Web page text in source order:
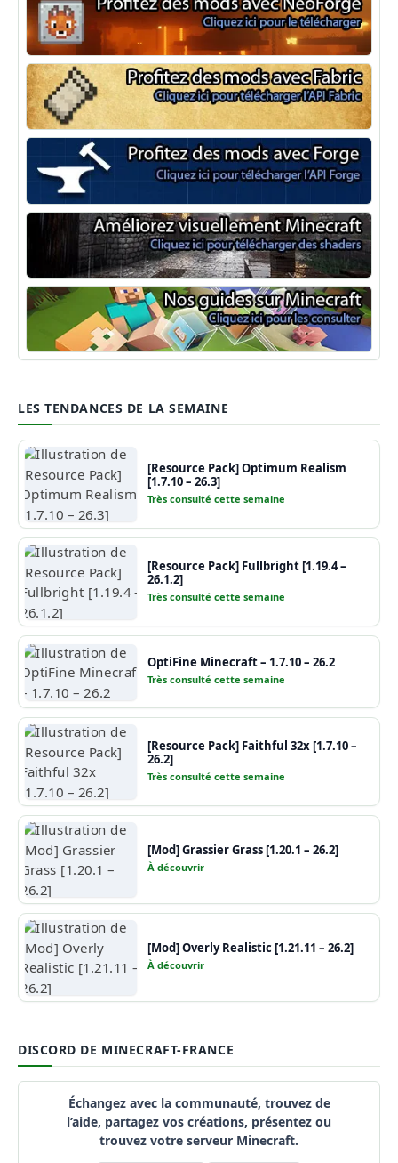
NeoForge
Minecraft Fabric
Minecraft Forge
Shaders Minecraft
Guide Minecraft
LES TENDANCES DE LA SEMAINE
[Resource Pack] Optimum Realism
[1.7.10 – 26.3]
Très consulté cette semaine
[Resource Pack] Fullbright [1.19.4 –
26.1.2]
Très consulté cette semaine
OptiFine Minecraft – 1.7.10 – 26.2
Très consulté cette semaine
[Resource Pack] Faithful 32x [1.7.10 –
26.2]
Très consulté cette semaine
[Mod] Grassier Grass [1.20.1 – 26.2]
À découvrir
[Mod] Overly Realistic [1.21.11 – 26.2]
À découvrir
DISCORD DE MINECRAFT-FRANCE
Échangez avec la communauté, trouvez de
l’aide, partagez vos créations, présentez ou
trouvez votre serveur Minecraft.